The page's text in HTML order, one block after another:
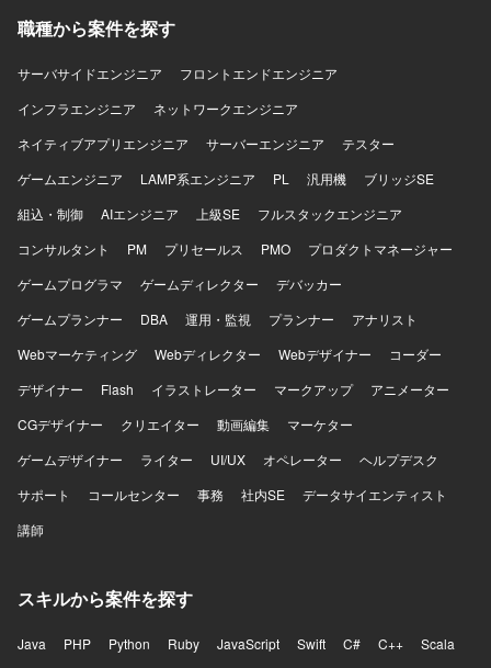
いては、プロジェクト内の既存体制やシステムに準拠した
環境となります。
職種から案件を探す
サーバサイドエンジニア
フロントエンドエンジニア
インフラエンジニア
ネットワークエンジニア
ネイティブアプリエンジニア
サーバーエンジニア
テスター
ゲームエンジニア
LAMP系エンジニア PL 汎用機
ブリッジSE
組込・制御
AIエンジニア 上級SE
フルスタックエンジニア
コンサルタント
PM プリセールス PMO
プロダクトマネージャー
ゲームプログラマ
ゲームディレクター
デバッカー
ゲームプランナー
DBA 運用・監視 プランナー
アナリスト
Webマーケティング
Webディレクター Webデザイナー
コーダー
デザイナー
Flash イラストレーター マークアップ
アニメーター
CGデザイナー
クリエイター 動画編集
マーケター
ゲームデザイナー
ライター UI/UX オペレーター
ヘルプデスク
サポート
コールセンター 事務 社内SE
データサイエンティスト
講師
スキルから案件を探す
Java PHP Python Ruby JavaScript Swift C# C++
Scala